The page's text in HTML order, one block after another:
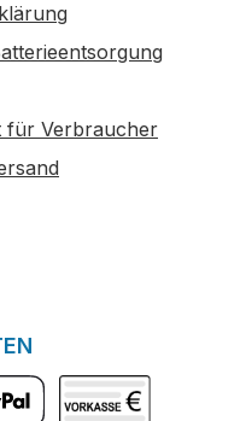
für Verbraucher